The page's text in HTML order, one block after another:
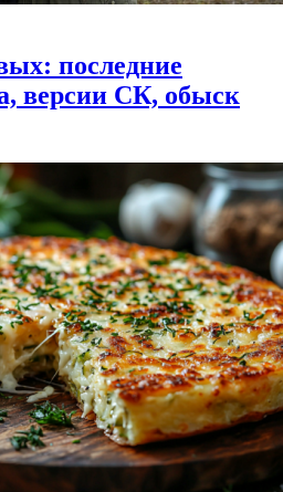
последние
версии СК, обыск